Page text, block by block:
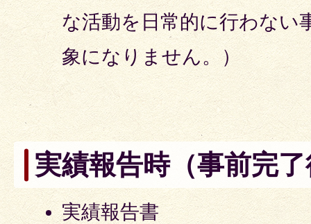
な活動を日常的に行わない
象になりません。）
実績報告時（事前完
実績報告書